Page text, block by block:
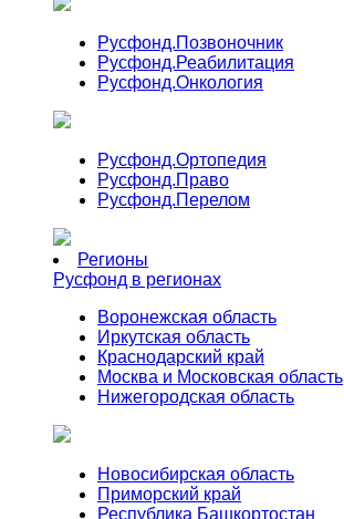
Русфонд.Позвоночник
Русфонд.Реабилитация
Русфонд.Онкология
Русфонд.Ортопедия
Русфонд.Право
Русфонд.Перелом
Регионы
Русфонд в регионах
Воронежская область
Иркутская область
Краснодарский край
Москва и Московская область
Нижегородская область
Новосибирская область
Приморский край
Республика Башкортостан